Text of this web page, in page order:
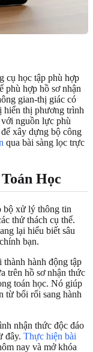
cụ học tập phù hợp
phù hợp hồ sơ nhận
gian-thị giác có
hiển thị phương trình
nguồn lực phù
xây dựng bộ công
qua bài sàng lọc trực
Học
bộ xử lý thông tin
thử thách cụ thể.
lại hiểu biết sâu
bạn.
hành động tập
trên hồ sơ nhận thức
toán học. Nó giúp
từ bối rối sang hành
nhận thức độc đáo
đây. Thực hiện bài
nay và mở khóa